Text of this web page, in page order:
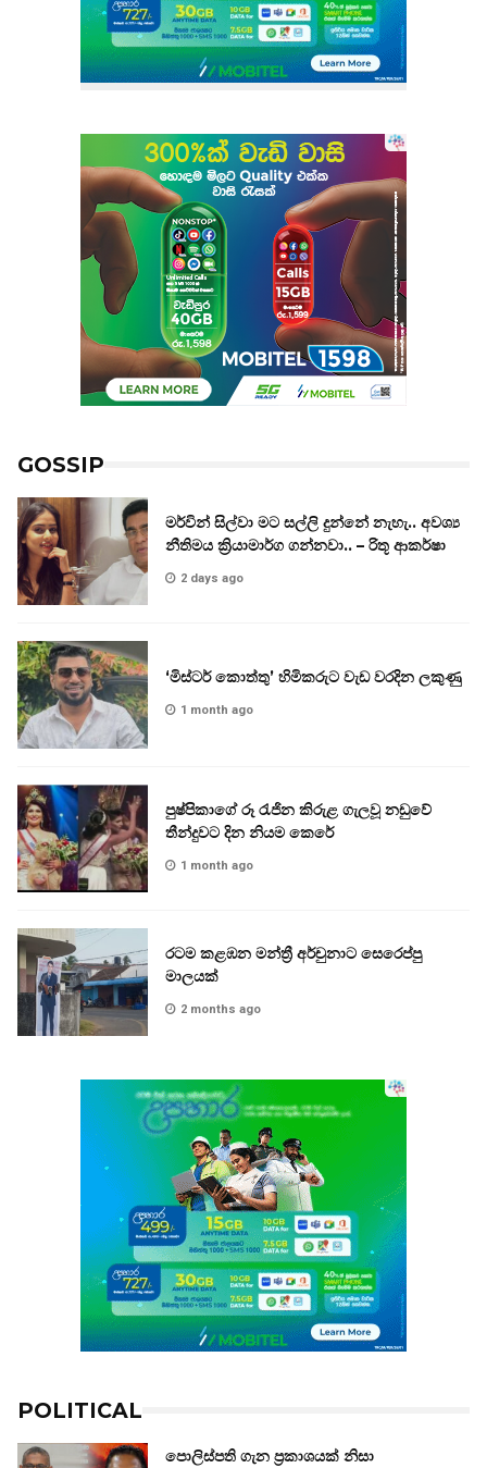
GOSSIP
මර්වින් සිල්වා මට සල්ලි දුන්නේ නැහැ.. අවශ්‍ය
නීතිමය ක්‍රියාමාර්ග ගන්නවා.. – රිතූ ආකර්ෂා
2 days ago
‘මිස්ටර් කොත්තු’ හිමිකරුට වැඩ වරදින ලකුණු
1 month ago
පුෂ්පිකාගේ රූ රැජින කිරුළ ගැලවූ නඩුවේ
තීන්දුවට දින නියම කෙරේ
1 month ago
රටම කළඹන මන්ත්‍රී අර්චුනාට සෙරෙප්පු
මාලයක්
2 months ago
POLITICAL
පොලිස්පති ගැන ප්‍රකාශයක් නිසා